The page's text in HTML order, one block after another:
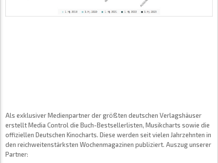
Als exklusiver Medienpartner der größten deutschen Verlagshäuser
erstellt Media Control die Buch-Bestsellerlisten, Musikcharts sowie die
offiziellen Deutschen Kinocharts. Diese werden seit vielen Jahrzehnten in
den reichweitenstärksten Wochenmagazinen publiziert. Auszug unserer
Partner: